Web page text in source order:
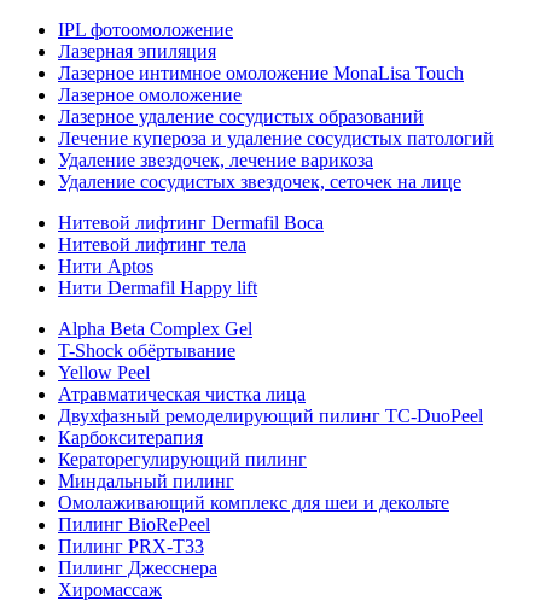
IPL фотоомоложение
Лазерная эпиляция
Лазерное интимное омоложение MonaLisa Touch
Лазерное омоложение
Лазерное удаление сосудистых образований
Лечение купероза и удаление сосудистых патологий
Удаление звездочек, лечение варикоза
Удаление сосудистых звездочек, сеточек на лице
Нитевой лифтинг Dermafil Boca
Нитевой лифтинг тела
Нити Aptos
Нити Dermafil Happy lift
Alpha Beta Complex Gel
T-Shock обёртывание
Yellow Peel
Атравматическая чистка лица
Двухфазный ремоделирующий пилинг TC-DuoPeel
Карбокситерапия
Кераторегулирующий пилинг
Миндальный пилинг
Омолаживающий комплекс для шеи и декольте
Пилинг BioRePeel
Пилинг PRX-T33
Пилинг Джесснера
Хиромассаж